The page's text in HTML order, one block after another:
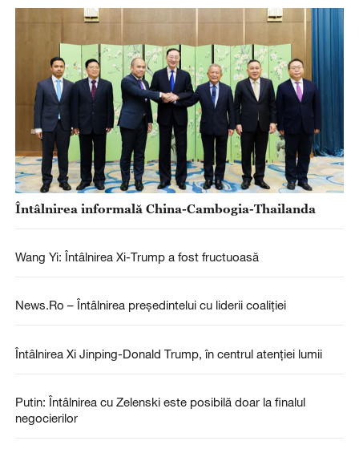
Întâlnirea informală China-Cambogia-Thailanda
Wang Yi: Întâlnirea Xi-Trump a fost fructuoasă
News.Ro – Întâlnirea preşedintelui cu liderii coaliţiei
Întâlnirea Xi Jinping-Donald Trump, în centrul atenției lumii
Putin: Întâlnirea cu Zelenski este posibilă doar la finalul
negocierilor